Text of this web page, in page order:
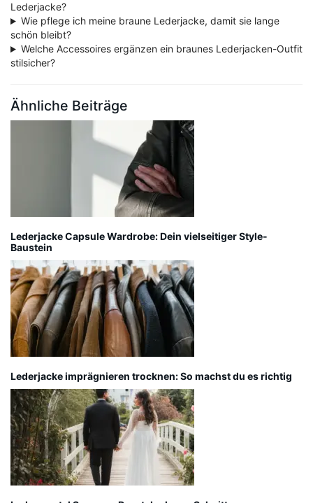
Lederjacke?
Wie pflege ich meine braune Lederjacke, damit sie lange
schön bleibt?
Welche Accessoires ergänzen ein braunes Lederjacken-Outfit
stilsicher?
Ähnliche Beiträge
Lederjacke Capsule Wardrobe: Dein vielseitiger Style-
Baustein
Lederjacke imprägnieren trocknen: So machst du es richtig